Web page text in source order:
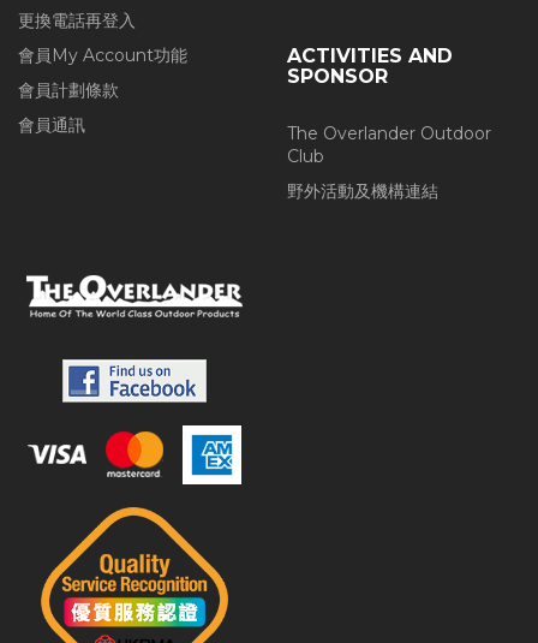
更換電話再登入
會員My Account功能
會員計劃條款
會員通訊
ACTIVITIES AND
SPONSOR
The Overlander Outdoor
Club
野外活動及機構連結